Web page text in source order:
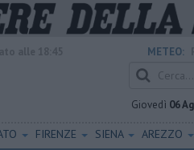
METEO:
Giovedì 06
FIRENZE SIENA AREZZO